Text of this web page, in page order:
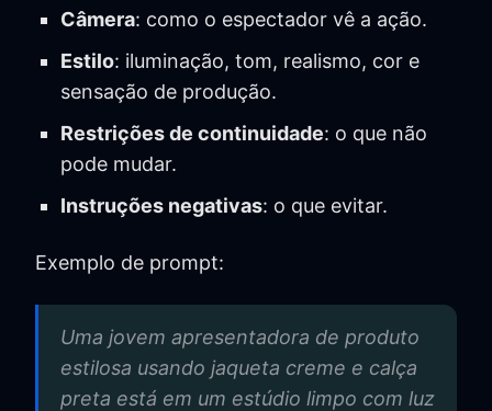
Câmera: como o espectador vê a ação.
Estilo: iluminação, tom, realismo, cor e
sensação de produção.
Restrições de continuidade: o que não
pode mudar.
Instruções negativas: o que evitar.
Exemplo de prompt:
Uma jovem apresentadora de produto
estilosa usando jaqueta creme e calça
preta está em um estúdio limpo com luz